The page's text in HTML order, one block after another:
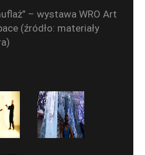
– wystawa WRO Art
(źródło: materiały